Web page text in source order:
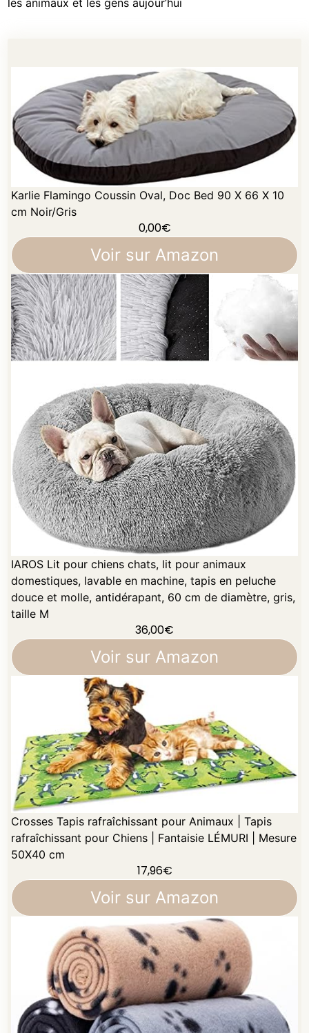
Karlie Flamingo Coussin Oval, Doc Bed 90 X 66 X 10
cm Noir/Gris
0,00€
Voir sur Amazon
IAROS Lit pour chiens chats, lit pour animaux
domestiques, lavable en machine, tapis en peluche
douce et molle, antidérapant, 60 cm de diamètre, gris,
taille M
36,00€
Voir sur Amazon
Crosses Tapis rafraîchissant pour Animaux | Tapis
rafraîchissant pour Chiens | Fantaisie LÉMURI | Mesure
50X40 cm
17,96€
Voir sur Amazon